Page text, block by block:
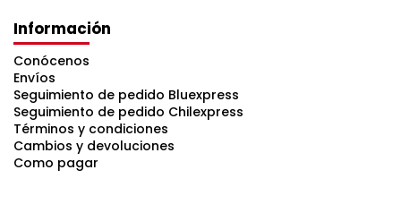
Información
Conócenos
Envíos
Seguimiento de pedido Bluexpress
Seguimiento de pedido Chilexpress
Términos y condiciones
Cambios y devoluciones
Como pagar